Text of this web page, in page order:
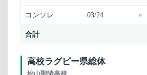
コンソレ 03/24 ○
合計
高校ラグビー県総体
松山聖陵高校